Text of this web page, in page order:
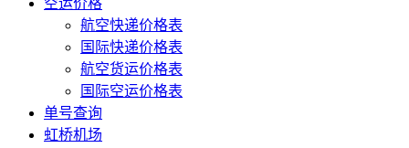
空运价格
航空快递价格表
国际快递价格表
航空货运价格表
国际空运价格表
单号查询
虹桥机场